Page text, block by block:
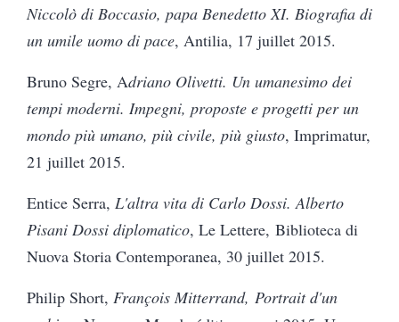
Niccolò di Boccasio, papa Benedetto XI. Biografia di
un umile uomo di pace, Antilia, 17 juillet 2015.
Bruno Segre, Adriano Olivetti. Un umanesimo dei
tempi moderni. Impegni, proposte e progetti per un
mondo più umano, più civile, più giusto, Imprimatur,
21 juillet 2015.
Entice Serra, L'altra vita di Carlo Dossi. Alberto
Pisani Dossi diplomatico, Le Lettere, Biblioteca di
Nuova Storia Contemporanea, 30 juillet 2015.
Philip Short, François Mitterrand, Portrait d'un